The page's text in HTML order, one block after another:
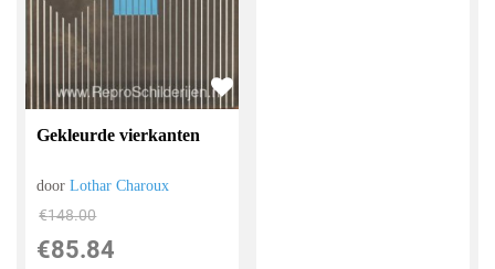
Gekleurde vierkanten
doorLothar Charoux
€148.00
€85.84